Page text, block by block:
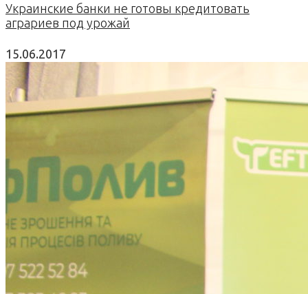
Украинские банки не готовы кредитовать
аграриев под урожай
15.06.2017